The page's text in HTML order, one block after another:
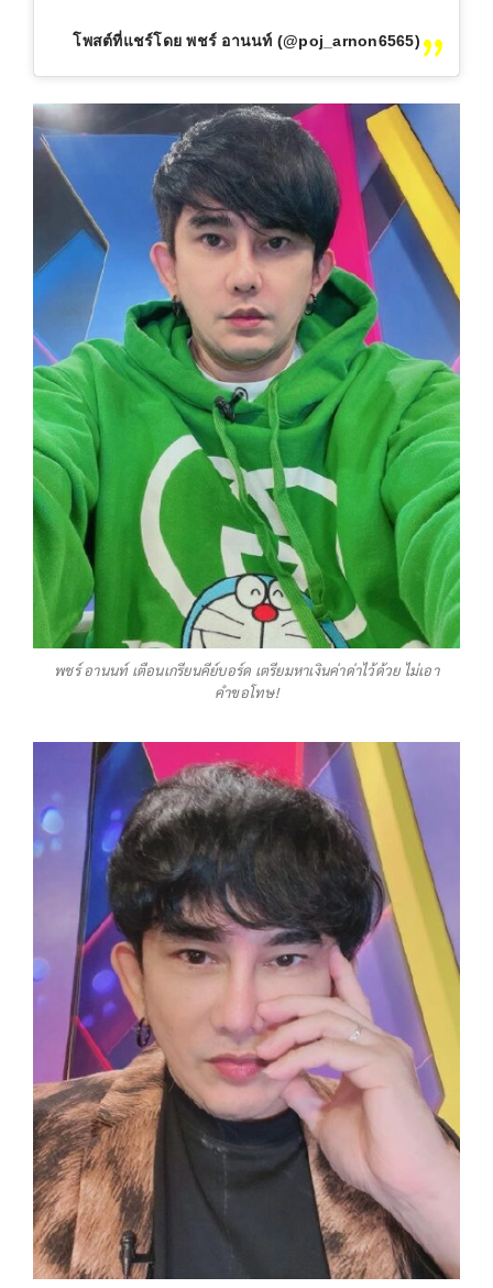
โพสต์ที่แชร์โดย พชร์ อานนท์ (@poj_arnon6565)
พชร์ อานนท์ เตือนเกรียนคีย์บอร์ด เตรียมหาเงินค่าด่าไว้ด้วย ไม่เอา
คำขอโทษ!